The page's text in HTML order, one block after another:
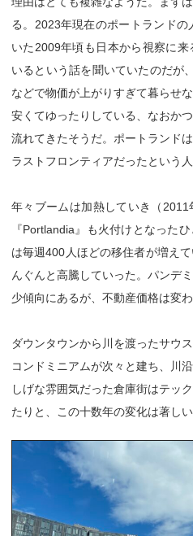
る。2023年現在のポートランド
いた2009年頃も日本から視察に
いるという話を聞いていたのだが
などで物価が上がりすぎて暮らせ
安くてゆったりしている、なおか
流れてきたそうだ。ポートランド
ラストフロンティアだったという人
年々ブームは加熱していき（
『Portlandia』も火付けとなった
は毎週400人ほどの移住者が増え
んぐんと高騰していった。パンデ
少傾向にあるが、不動産価格は変
ダウンタウンから川を渡ったサウ
コンドミニアムが次々と建ち、川
しげな雰囲気だった倉庫街はテッ
たりと、この十数年の変化は著しい